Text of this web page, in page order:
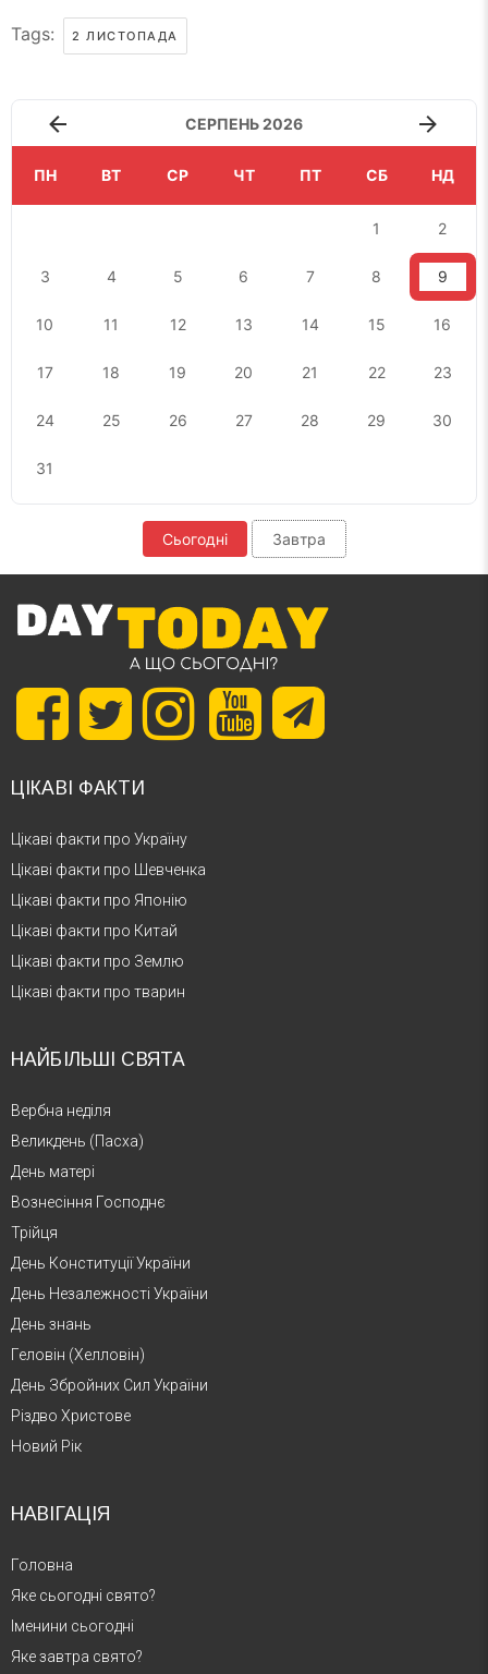
Tags: 2 ЛИСТОПАДА
СЕРПЕНЬ 2026
ПН ВТ СР ЧТ ПТ СБ НД
1 2
3 4 5 6 7 8 9
10 11 12 13 14 15 16
17 18 19 20 21 22 23
24 25 26 27 28 29 30
31
Сьогодні Завтра
ЦІКАВІ ФАКТИ
Цікаві факти про Україну
Цікаві факти про Шевченка
Цікаві факти про Японію
Цікаві факти про Китай
Цікаві факти про Землю
Цікаві факти про тварин
НАЙБІЛЬШІ СВЯТА
Вербна неділя
Великдень (Пасха)
День матері
Вознесіння Господнє
Трійця
День Конституції України
День Незалежності України
День знань
Геловін (Хелловін)
День Збройних Сил України
Різдво Христове
Новий Рік
НАВІГАЦІЯ
Головна
Яке сьогодні свято?
Іменини сьогодні
Яке завтра свято?